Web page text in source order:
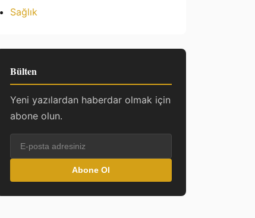
Sağlık
Bülten
Yeni yazılardan haberdar olmak için
abone olun.
Abone Ol